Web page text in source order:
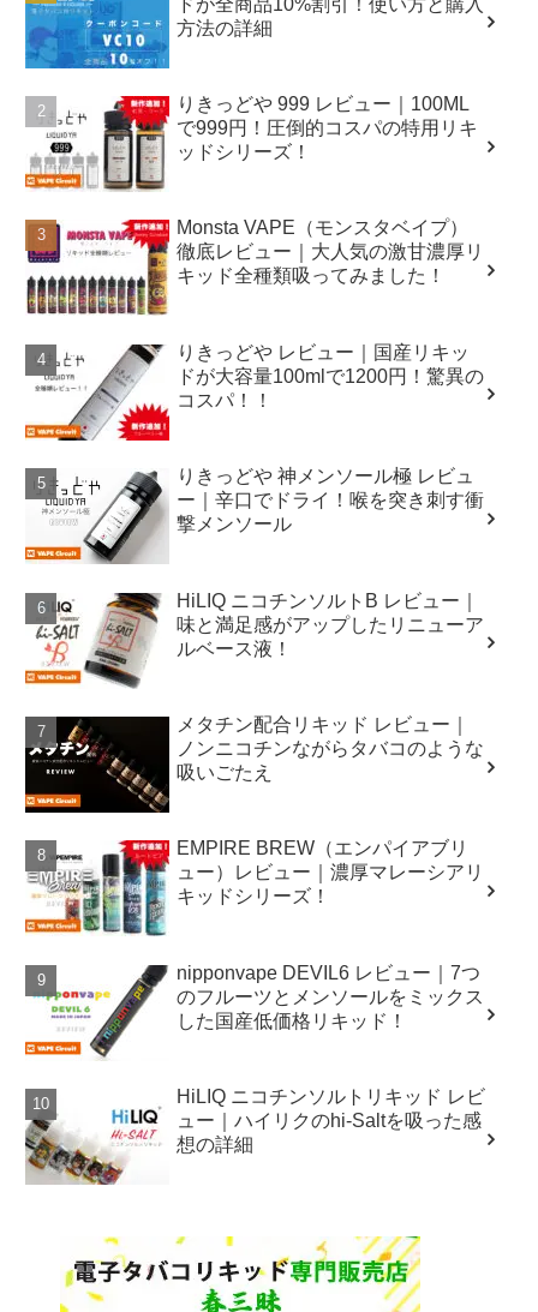
方法の詳細
りきっどや 999 レビュー｜100ML
で999円！圧倒的コスパの特用リキ
ッドシリーズ！
Monsta VAPE（モンスタベイプ）
徹底レビュー｜大人気の激甘濃厚リ
キッド全種類吸ってみました！
りきっどや レビュー｜国産リキッ
ドが大容量100mlで1200円！驚異の
コスパ！！
りきっどや 神メンソール極 レビュ
ー｜辛口でドライ！喉を突き刺す衝
撃メンソール
HiLIQ ニコチンソルトB レビュー｜
味と満足感がアップしたリニューア
ルベース液！
メタチン配合リキッド レビュー｜
ノンニコチンながらタバコのような
吸いごたえ
EMPIRE BREW（エンパイアブリ
ュー）レビュー｜濃厚マレーシアリ
キッドシリーズ！
nipponvape DEVIL6 レビュー｜7つ
のフルーツとメンソールをミックス
した国産低価格リキッド！
HiLIQ ニコチンソルトリキッド レビ
ュー｜ハイリクのhi-Saltを吸った感
想の詳細